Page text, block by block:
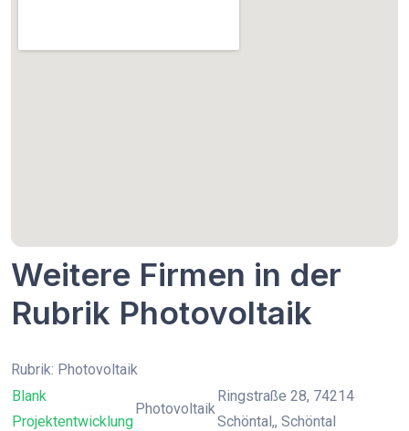
Weitere Firmen in der
Rubrik Photovoltaik
Rubrik: Photovoltaik
Blank
Projektentwicklung
Photovoltaik
Ringstraße 28, 74214
Schöntal,, Schöntal